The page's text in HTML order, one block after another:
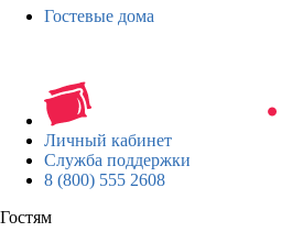
Гостевые дома
Личный кабинет
Служба поддержки
8 (800) 555 2608
Гостям